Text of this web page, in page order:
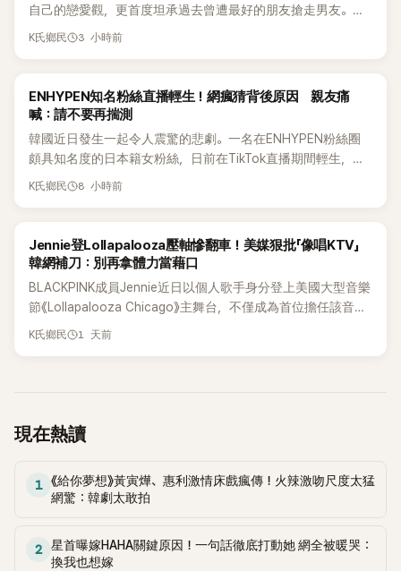
自己的戀愛觀，更首度坦承過去曾遭最好的朋友搶走男友。她
表示，當時選擇瀟灑放手，但如果同樣的事情現在再發生，「我
K氏鄉民 3 小時前
K-POP
ENHYPEN知名粉絲直播輕生！網瘋猜背後原因 親友痛
喊：請不要再揣測
韓國近日發生一起令人震驚的悲劇。一名在ENHYPEN粉絲圈
頗具知名度的日本籍女粉絲，日前在TikTok直播期間輕生，最
終不幸身亡，消息曝光後震驚韓網，也讓不少粉絲湧入社群平
K氏鄉民 8 小時前
K-POP
Jennie登Lollapalooza壓軸慘翻車！美媒狠批「像唱KTV」
韓網補刀：別再拿體力當藉口
BLACKPINK成員Jennie近日以個人歌手身分登上美國大型音樂
節《Lollapalooza Chicago》主舞台，不僅成為首位擔任該音樂
節Headliner（壓軸主秀）的K-POP女SOLO歌手，寫下全新紀
K氏鄉民 1 天前
現在熱讀
1
《給你夢想》黃寅燁、惠利激情床戲瘋傳！火辣激吻尺度太猛
網驚：韓劇太敢拍
2
星首曝嫁HAHA關鍵原因！一句話徹底打動她 網全被暖哭：
換我也想嫁